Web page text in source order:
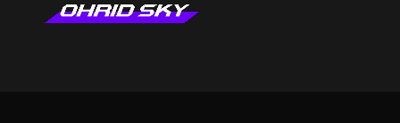
Лајфстајл